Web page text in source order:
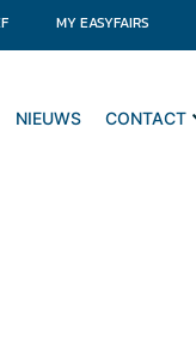
MY EASYFAIRS
NIEUWS CONTACT